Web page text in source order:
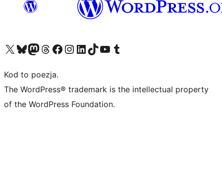
Odwiedź nasze konto X (dawniej Twitter)
Odwiedź nasze konto Bluesky
Odwiedź nasze konto na Mastodoncie
Odwiedź naszego Threadsa
Odwiedź naszego Facebooka
Odwiedź nasze konto na Instagramie
Odwiedź nasze konto na LinkedIn
Odwiedź naszego TikToka
Odwiedź nasz kanał YouTube
Odwiedź naszego Tumblra
Kod to poezja.
The WordPress® trademark is the intellectual property
of the WordPress Foundation.